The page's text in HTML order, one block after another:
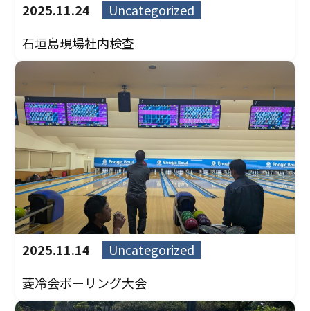
2025.11.24
Uncategorized
石垣島現場社内検査
2025.11.14
Uncategorized
菱冷会ボーリング大会